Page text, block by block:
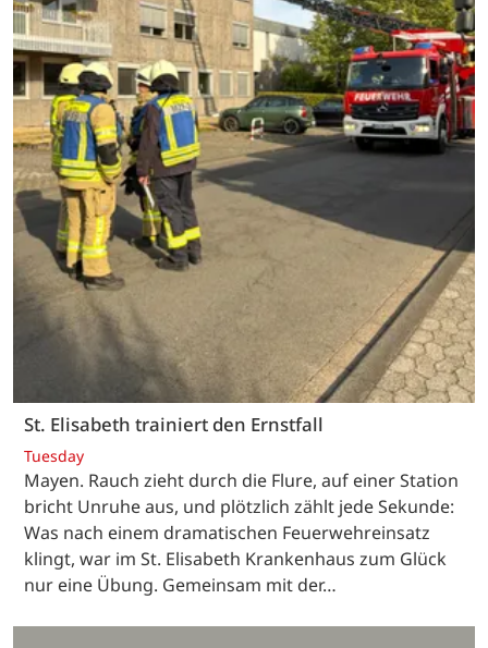
St. Elisabeth trainiert den Ernstfall
Tuesday
Mayen. Rauch zieht durch die Flure, auf einer Station
bricht Unruhe aus, und plötzlich zählt jede Sekunde:
Was nach einem dramatischen Feuerwehreinsatz
klingt, war im St. Elisabeth Krankenhaus zum Glück
nur eine Übung. Gemeinsam mit der…